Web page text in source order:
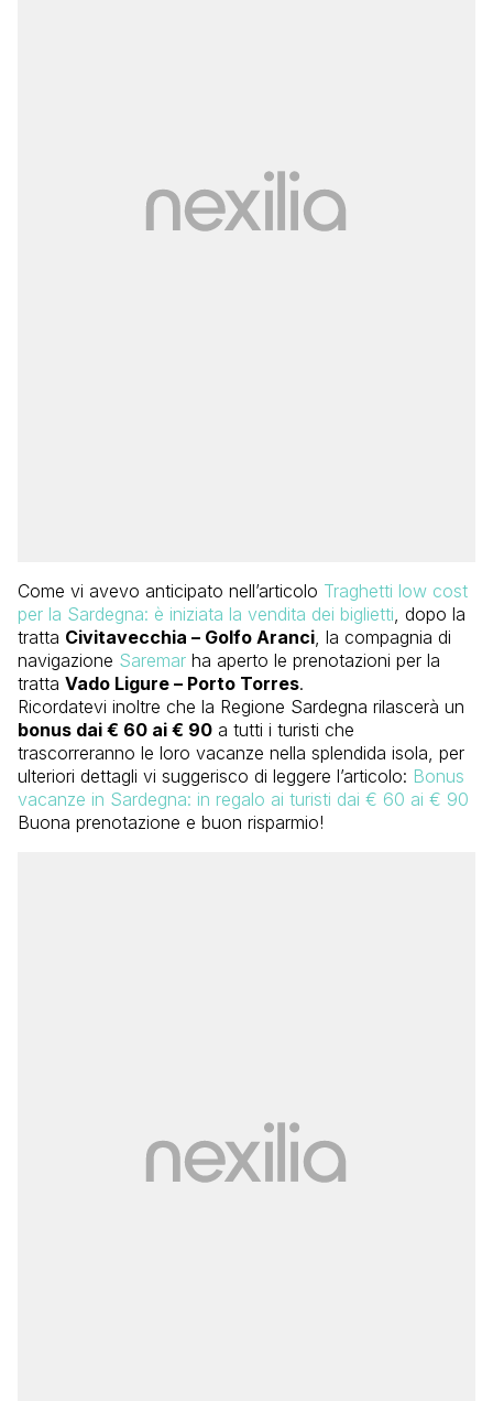
Come vi avevo anticipato nell’articolo Traghetti low cost
per la Sardegna: è iniziata la vendita dei biglietti , dopo la
tratta Civitavecchia – Golfo Aranci , la compagnia di
navigazione Saremar ha aperto le prenotazioni per la
tratta Vado Ligure – Porto Torres.
Ricordatevi inoltre che la Regione Sardegna rilascerà un
bonus dai € 60 ai € 90 a tutti i turisti che
trascorreranno le loro vacanze nella splendida isola, per
ulteriori dettagli vi suggerisco di leggere l’articolo: Bonus
vacanze in Sardegna: in regalo ai turisti dai € 60 ai € 90
Buona prenotazione e buon risparmio!